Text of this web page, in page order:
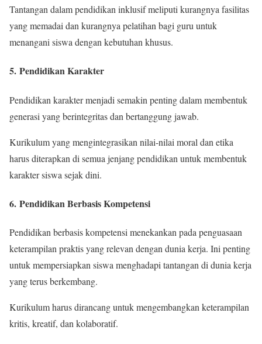
Tantangan dalam pendidikan inklusif meliputi kurangnya fasilitas
yang memadai dan kurangnya pelatihan bagi guru untuk
menangani siswa dengan kebutuhan khusus.
5. Pendidikan Karakter
Pendidikan karakter menjadi semakin penting dalam membentuk
generasi yang berintegritas dan bertanggung jawab.
Kurikulum yang mengintegrasikan nilai-nilai moral dan etika
harus diterapkan di semua jenjang pendidikan untuk membentuk
karakter siswa sejak dini.
6. Pendidikan Berbasis Kompetensi
Pendidikan berbasis kompetensi menekankan pada penguasaan
keterampilan praktis yang relevan dengan dunia kerja. Ini penting
untuk mempersiapkan siswa menghadapi tantangan di dunia kerja
yang terus berkembang.
Kurikulum harus dirancang untuk mengembangkan keterampilan
kritis, kreatif, dan kolaboratif.